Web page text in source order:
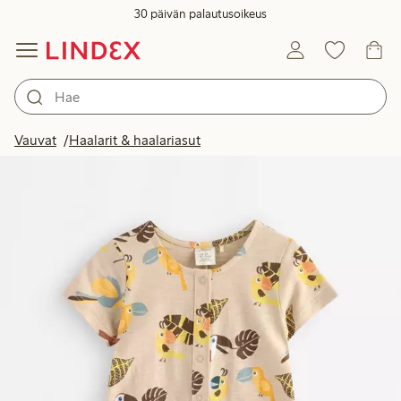
30 päivän palautusoikeus
Vauvat Haalarit & haalariasut